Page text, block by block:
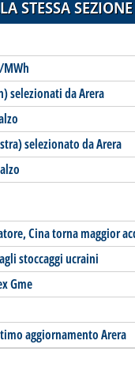
STESSA SEZIONE
MWh
selezionati da Arera
selezionato da Arera
Cina torna maggior
stoccaggi ucraini
Gme
aggiornamento Arera